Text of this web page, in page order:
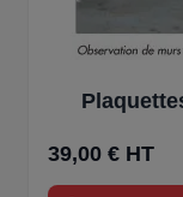
39,00 € HT